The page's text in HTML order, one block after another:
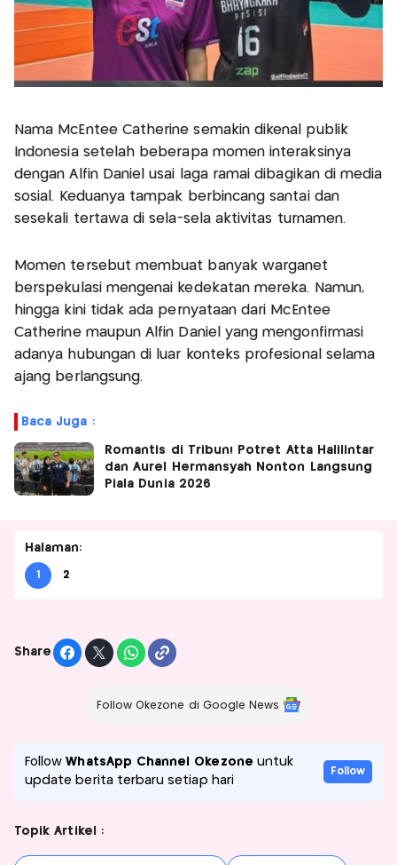
Nama McEntee Catherine semakin dikenal publik
Indonesia setelah beberapa momen interaksinya
dengan Alfin Daniel usai laga ramai dibagikan di media
sosial. Keduanya tampak berbincang santai dan
sesekali tertawa di sela-sela aktivitas turnamen.
Momen tersebut membuat banyak warganet
berspekulasi mengenai kedekatan mereka. Namun,
hingga kini tidak ada pernyataan dari McEntee
Catherine maupun Alfin Daniel yang mengonfirmasi
adanya hubungan di luar konteks profesional selama
ajang berlangsung.
Baca Juga :
Romantis di Tribun! Potret Atta Halilintar
dan Aurel Hermansyah Nonton Langsung
Piala Dunia 2026
Halaman:
1 2
Share
Follow Okezone di Google News
FollowWhatsApp Channel Okezone untuk
update berita terbaru setiap hari
Follow
Topik Artikel :